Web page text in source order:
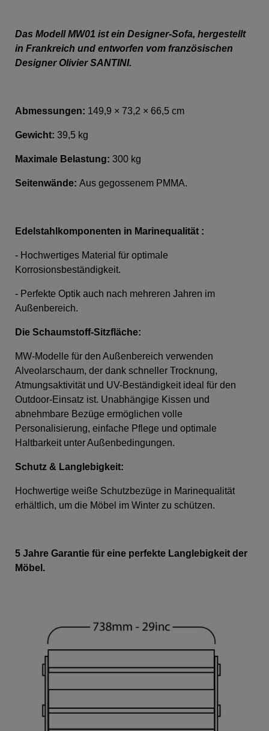
Das Modell MW01 ist ein Designer-Sofa, hergestellt
in Frankreich und entworfen vom französischen
Designer Olivier SANTINI.
Abmessungen: 149,9 × 73,2 × 66,5 cm
Gewicht: 39,5 kg
Maximale Belastung: 300 kg
Seitenwände: Aus gegossenem PMMA.
Edelstahlkomponenten in Marinequalität :
- Hochwertiges Material für optimale
Korrosionsbeständigkeit.
- Perfekte Optik auch nach mehreren Jahren im
Außenbereich.
Die Schaumstoff-Sitzfläche:
MW-Modelle für den Außenbereich verwenden
Alveolarschaum, der dank schneller Trocknung,
Atmungsaktivität und UV-Beständigkeit ideal für den
Outdoor-Einsatz ist. Unabhängige Kissen und
abnehmbare Bezüge ermöglichen volle
Personalisierung, einfache Pflege und optimale
Haltbarkeit unter Außenbedingungen.
Schutz & Langlebigkeit:
Hochwertige weiße Schutzbezüge in Marinequalität
erhältlich, um die Möbel im Winter zu schützen.
5 Jahre Garantie für eine perfekte Langlebigkeit der
Möbel.